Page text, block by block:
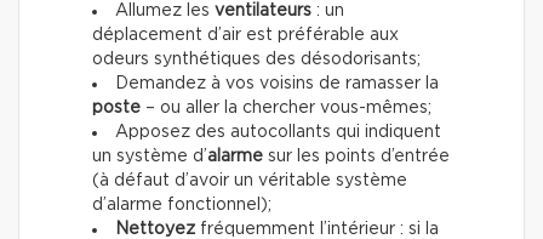
Allumez les ventilateurs : un
déplacement d’air est préférable aux
odeurs synthétiques des désodorisants;
Demandez à vos voisins de ramasser la
poste – ou aller la chercher vous-mêmes;
Apposez des autocollants qui indiquent
un système d’alarme sur les points d’entrée
(à défaut d’avoir un véritable système
d’alarme fonctionnel);
Nettoyez fréquemment l’intérieur : si la